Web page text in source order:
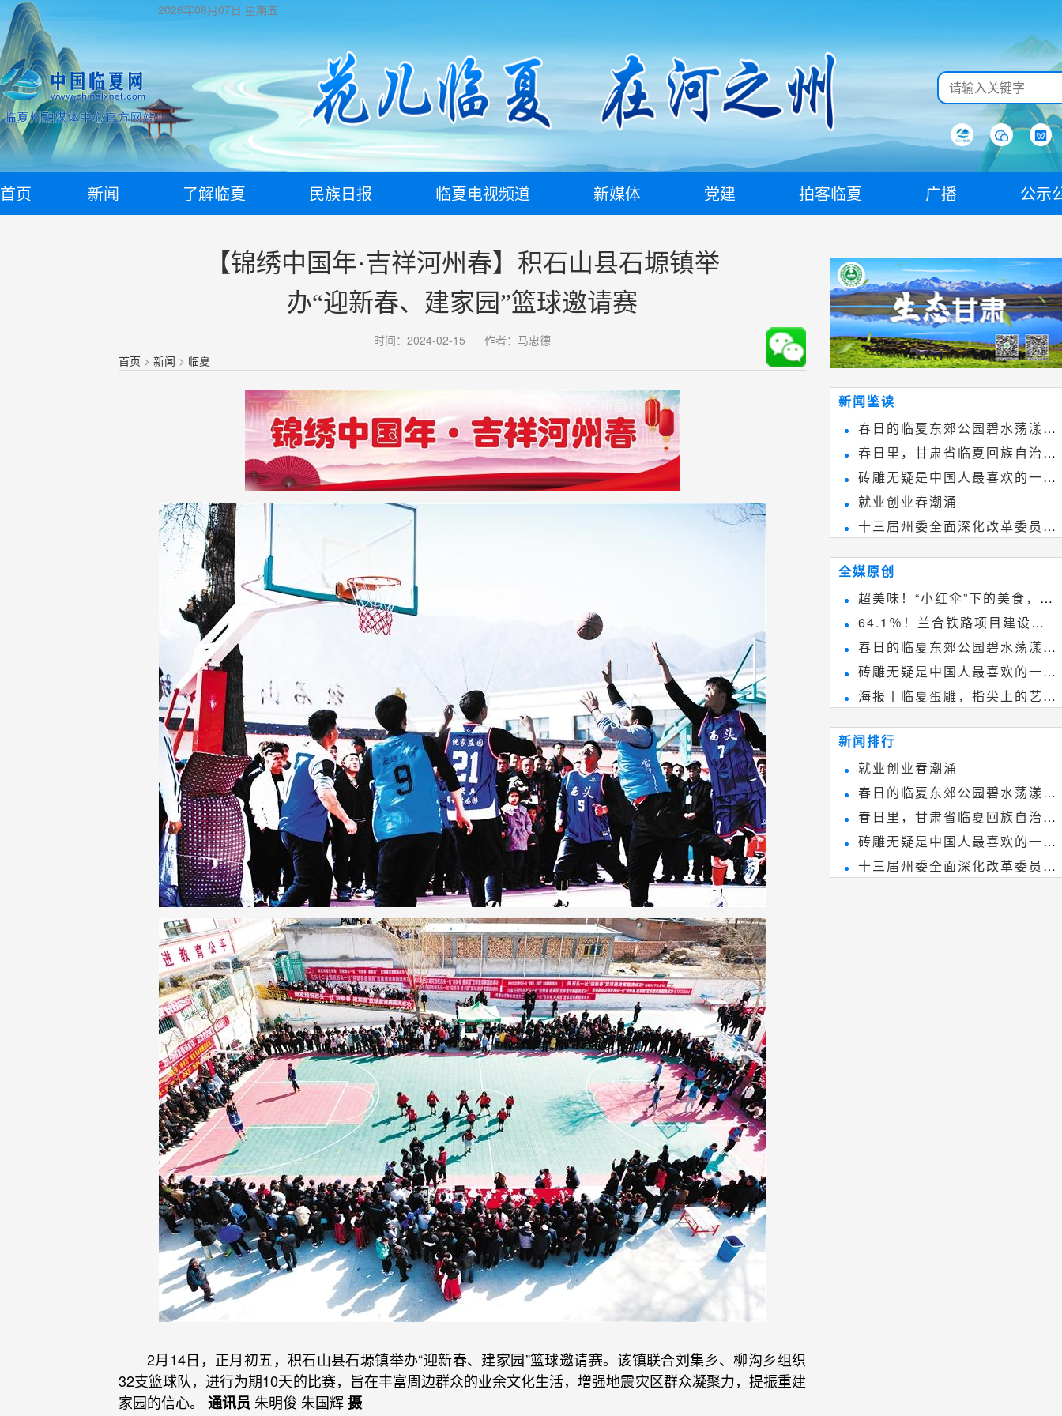
2026年08月07日 星期五
首页 新闻 了解临夏 民族日报 临夏电视频道 新媒体 党建 拍客临夏 广播 公示
【锦绣中国年·吉祥河州春】积石山县石塬镇举
办“迎新春、建家园”篮球邀请赛
时间：2024-02-15
作者：马忠德
首页 > 新闻 > 临夏
2月14日，正月初五，积石山县石塬镇举办“迎新春、建家园”篮球邀请赛。该镇联合刘集乡、柳沟乡组织
32支篮球队，进行为期10天的比赛，旨在丰富周边群众的业余文化生活，增强地震灾区群众凝聚力，提振重建
家园的信心。 通讯员 朱明俊 朱国辉摄
新闻鉴读
春日的临夏东郊公园碧水荡漾、
春花烂漫
春日里，甘肃省临夏回族自治州
境内的刘家峡大桥，壮观美丽!
砖雕无疑是中国人最喜欢的一种
雕刻艺术，它不仅是民间实用美术
和建筑装饰艺术的有机结合，更成
为中国建筑史上彰品东方美不可磨
就业创业春潮涌
十三届州委全面深化改革委员会
第八次会议召开
全媒原创
超美味！“小红伞”下的美食，绝
不能错过~
64.1％！兰合铁路项目建设加
速推进
春日的临夏东郊公园碧水荡漾、
春花烂漫
砖雕无疑是中国人最喜欢的一种
雕刻艺术，它不仅是民间实用美术
和建筑装饰艺术的有机结合，更成
为中国建筑史上彰品东方美不可磨
灭的一笔。一方青砖里不仅藏着广
海报丨临夏蛋雕，指尖上的艺术
~
新闻排行
就业创业春潮涌
春日的临夏东郊公园碧水荡漾、
春花烂漫
春日里，甘肃省临夏回族自治州
境内的刘家峡大桥，壮观美丽!
砖雕无疑是中国人最喜欢的一种
雕刻艺术，它不仅是民间实用美术
十三届州委全面深化改革委员会